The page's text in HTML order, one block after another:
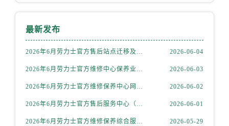
西藏自治区林芝市巴宜区广东路劳力士售后服务中心（需提前预约）
最新发布
2026年6月劳力士官方售后站点迁移及新开补充最终速览 2026-06-04
2026年6月劳力士官方维修中心保养业务网点最新变动补充确认稿文件 2026-06-03
2026年6月劳力士官方维修保养中心网点迁移及新设告知书 2026-06-02
2026年6月劳力士官方售后服务中心（维修保养）调整补充通知（迁址新增）原文发布 2026-06-01
2026年6月劳力士官方维修保养综合服务网迁址与新增网点补充公示文件定稿 2026-05-29